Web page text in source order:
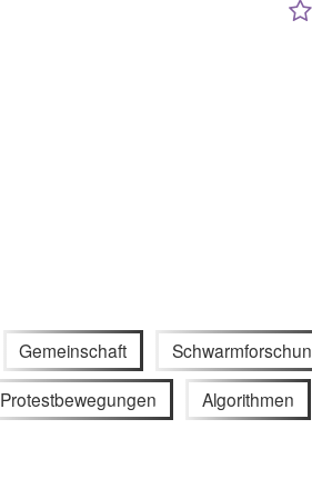
Gemeinschaft
Protestbewegungen Algorithmen